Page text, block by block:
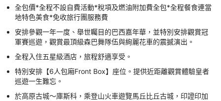
全包價*全程不設自費活動*稅項及燃油附加費全包*全程餐食連當
地特色美食*免收旅行團服務費
安排參觀一年一度、舉世矚目的巴西嘉年華，並特別安排觀賞冠
軍賽巡遊，觀賞最頂級森巴舞隊伍與絢麗花車的震撼演出。
全程入住五星級酒店，旅程舒適享受。
特別安排【6人包廂Front Box】座位。提供近距離觀賞體驗皇者
巡遊一生難忘。
於高原古城～庫斯科，乘登山火車遊覽馬丘比丘古城，印證印加